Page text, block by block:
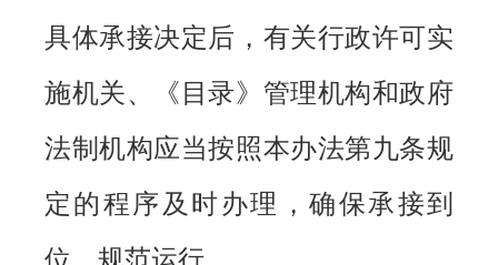
具体承接决定后，有关行政许可实
施机关、《目录》管理机构和政府
法制机构应当按照本办法第九条规
定的程序及时办理，确保承接到